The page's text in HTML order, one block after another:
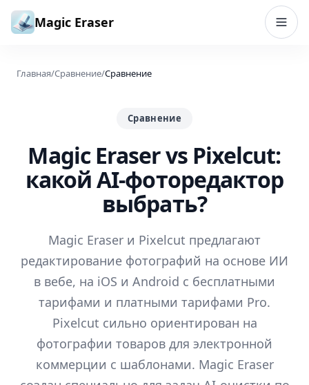
Перейти к содержимому
Magic Eraser
Главная/Сравнение/Сравнение
Сравнение
Magic Eraser vs Pixelcut:
какой AI-фоторедактор
выбрать?
Magic Eraser и Pixelcut предлагают
редактирование фотографий на основе ИИ
в вебе, на iOS и Android с бесплатными
тарифами и платными тарифами Pro.
Pixelcut сильно ориентирован на
фотографии товаров для электронной
коммерции с шаблонами. Magic Eraser